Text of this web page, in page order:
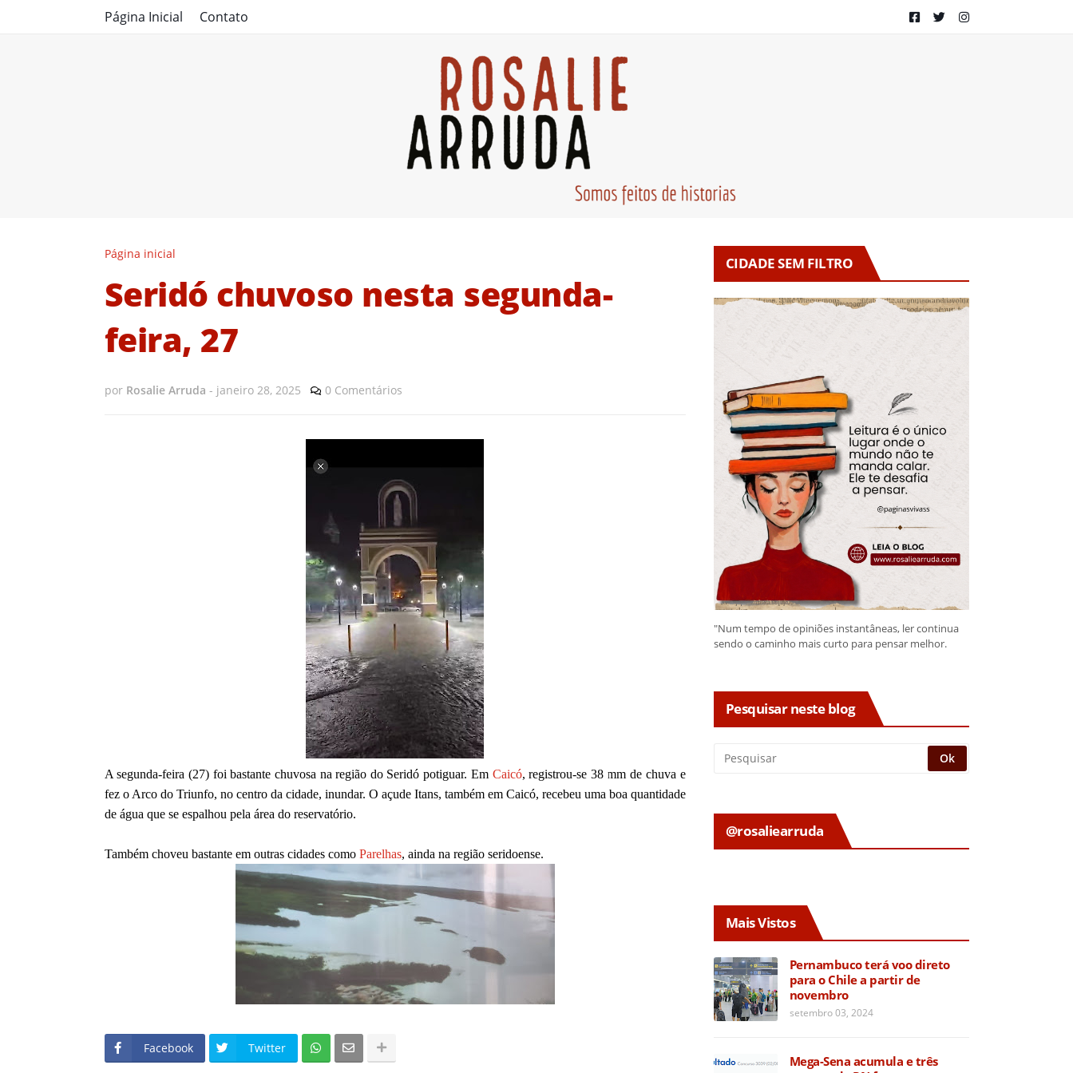
Página Inicial Contato
Página inicial
Seridó chuvoso nesta segunda-
feira, 27
por Rosalie Arruda - janeiro 28, 2025 0 Comentários
A segunda-feira (27) foi bastante chuvosa na região do Seridó potiguar. Em Caicó, registrou-se 38 mm de chuva e
fez o Arco do Triunfo, no centro da cidade, inundar. O açude Itans, também em Caicó, recebeu uma boa quantidade
de água que se espalhou pela área do reservatório.
Também choveu bastante em outras cidades como Parelhas, ainda na região seridoense.
Facebook Twitter
CIDADE SEM FILTRO
"Num tempo de opiniões instantâneas, ler continua
sendo o caminho mais curto para pensar melhor.
Pesquisar neste blog
@rosaliearruda
Mais Vistos
Pernambuco terá voo direto
para o Chile a partir de
novembro
setembro 03, 2024
Mega-Sena acumula e três